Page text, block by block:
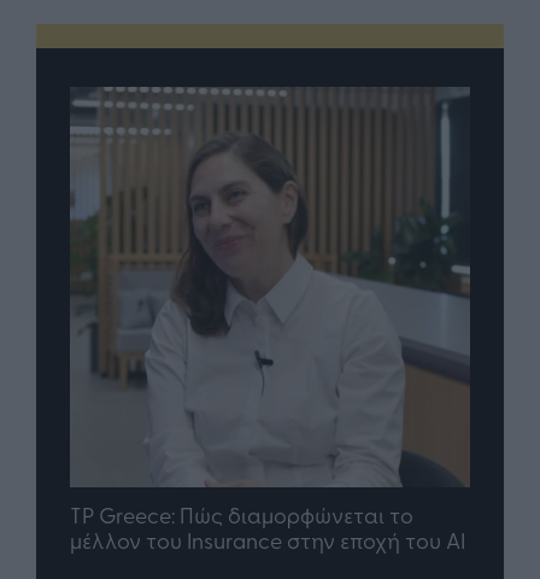
TP Greece: Πώς διαμορφώνεται το
μέλλον του Insurance στην εποχή του AI